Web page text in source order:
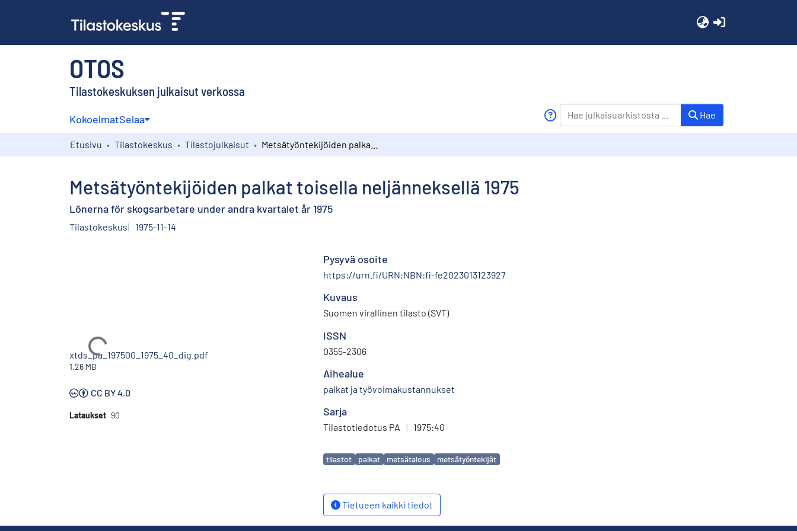
OTOS
Tilastokeskuksen julkaisut verkossa
KokoelmatSelaa Hae
Etusivu Tilastokeskus Tilastojulkaisut
Metsätyöntekijöiden palkat toisella neljänneksellä 1975
Lönerna för skogsarbetare under andra kvartalet år 1975
Tilastokeskus 1975-11-14
Ladataan...
xtds_pa_197500_1975_40_dig.pdf
1.26 MB
CC BY 4.0
Lataukset 90
Pysyvä osoite
https://urn.fi/URN:NBN:fi-fe2023013123927
Kuvaus
Suomen virallinen tilasto (SVT)
ISSN
0355-2306
Aihealue
palkat ja työvoimakustannukset
Sarja
Tilastotiedotus PA | 1975:40
Avainsanat
tilastot palkat metsätalous metsätyöntekijät
Tietueen kaikki tiedot